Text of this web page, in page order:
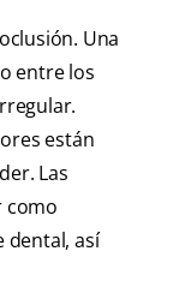
Una
entre los
están
Las
como
dental, así